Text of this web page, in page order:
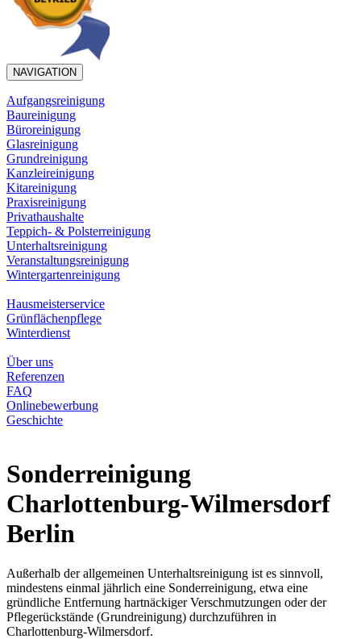
NAVIGATION
Aufgangsreinigung
Baureinigung
Büroreinigung
Glasreinigung
Grundreinigung
Kanzleireinigung
Kitareinigung
Praxisreinigung
Privathaushalte
Teppich- & Polsterreinigung
Unterhaltsreinigung
Veranstaltungsreinigung
Wintergartenreinigung
Hausmeisterservice
Grünflächenpflege
Winterdienst
Über uns
Referenzen
FAQ
Onlinebewerbung
Geschichte
Sonderreinigung
Charlottenburg-Wilmersdorf
Berlin
Außerhalb der allgemeinen Unterhaltsreinigung ist es sinnvoll,
mindestens einmal jährlich eine Sonderreinigung, etwa eine
gründliche Entfernung hartnäckiger Verschmutzungen oder der
Pflegerückstände (Grundreinigung) durchzuführen in
Charlottenburg-Wilmersdorf.